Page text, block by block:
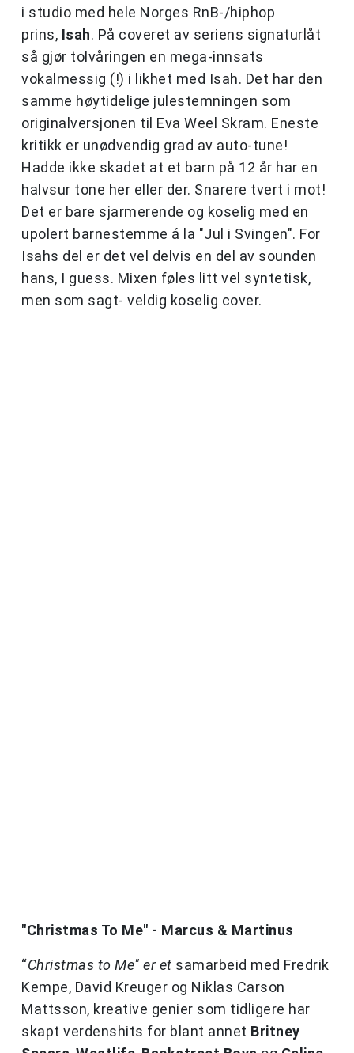
i studio med hele Norges RnB-/hiphop
prins, Isah. På coveret av seriens signaturlåt
så gjør tolvåringen en mega-innsats
vokalmessig (!) i likhet med Isah. Det har den
samme høytidelige julestemningen som
originalversjonen til Eva Weel Skram. Eneste
kritikk er unødvendig grad av auto-tune!
Hadde ikke skadet at et barn på 12 år har en
halvsur tone her eller der. Snarere tvert i mot!
Det er bare sjarmerende og koselig med en
upolert barnestemme á la "Jul i Svingen". For
Isahs del er det vel delvis en del av sounden
hans, I guess. Mixen føles litt vel syntetisk,
men som sagt- veldig koselig cover.
"Christmas To Me" - Marcus & Martinus
“Christmas to Me" er et samarbeid med Fredrik
Kempe, David Kreuger og Niklas Carson
Mattsson, kreative genier som tidligere har
skapt verdenshits for blant annet Britney